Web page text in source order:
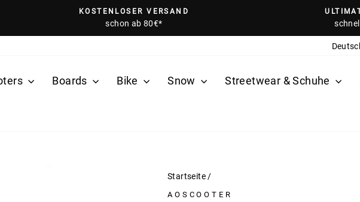
Pause
KOSTENLOSER VERSAND
schon ab 80€*
Boards Bike Snow Streetwear & Schuhe
Startseite /
AOSCOOTER